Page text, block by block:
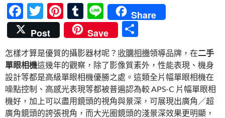
F
ac
e
b
o
o
k
T
w
itt
er
Pi
nt
er
es
t
T
u
m
bl
r
Li
n
e
Share
Post
Save
享
怎樣才算是優質的攝影器材呢？ 收購相機領導品牌，在二手
單眼相機這幾年的觀察，除了影像質素外，性能表現、機身
設計等都是高級單眼相機優勝之處。這類全片幅單眼相機在
噪點控制、高感光表現等都被普遍認為較 APS-C 片幅單眼相
機好，加上可以盡用鏡頭的視角與景深，可展現出廣角／超
廣角鏡頭的誇張視角，而大光圈鏡頭的淺景深效果更明顯，